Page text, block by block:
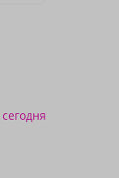
сегодня